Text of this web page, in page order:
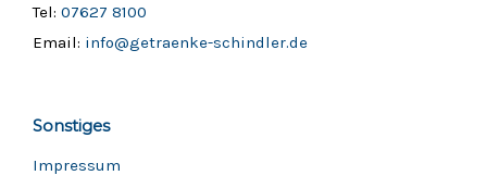
Tel: 07627 8100
Email: info@getraenke-schindler.de
Sonstiges
Impressum